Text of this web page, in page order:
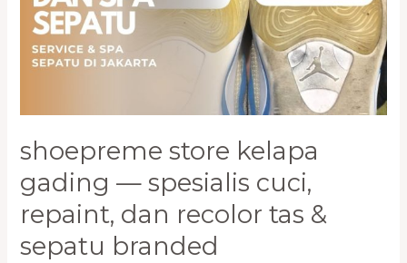
shoepreme store kelapa
gading — spesialis cuci,
repaint, dan recolor tas &
sepatu branded
Spesialis
Cuci,
Repaint,
dan
Sepatu
Branded